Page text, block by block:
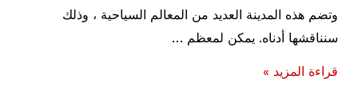
وتضم هذه المدينة العديد من المعالم السياحية ، وذلك
سنناقشها أدناه. يمكن لمعظم …
السياحية
قراءة المزيد »